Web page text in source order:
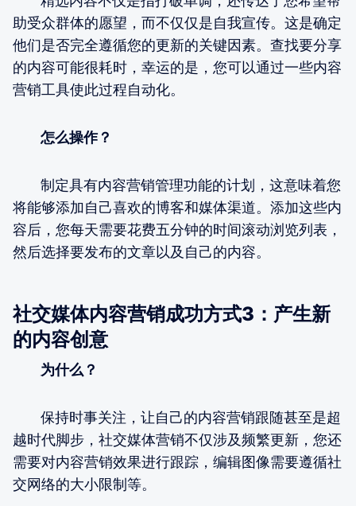
助受众群体的愿望，而不仅仅是自我宣传。这是确定
他们是否完全遵循您的更新的关键因素。查找要分享
的内容可能很耗时，幸运的是，您可以通过一些内容
营销工具使此过程自动化。
怎么操作？
制定具有内容营销管理功能的计划，这意味着您
将能够添加自己喜欢的博客和媒体渠道。添加这些内
容后，您每天需要花费五分钟的时间滚动浏览列表，
然后选择要发布的文章以及自己的内容。
社交媒体内容营销成功方式3：产生新
的内容创意
为什么？
保持时事关注，让自己的内容营销跟随甚至是超
越时代脚步，社交媒体营销不仅涉及频繁更新，您还
需要对内容营销效果进行跟踪，编辑图像需要遵循社
交网络的大小限制等。